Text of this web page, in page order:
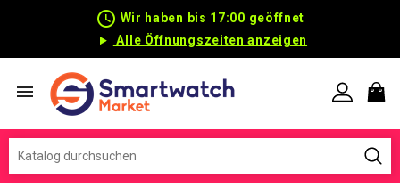
schedule Wir haben bis 17:00 geöffnet
Alle Öffnungszeiten anzeigen
